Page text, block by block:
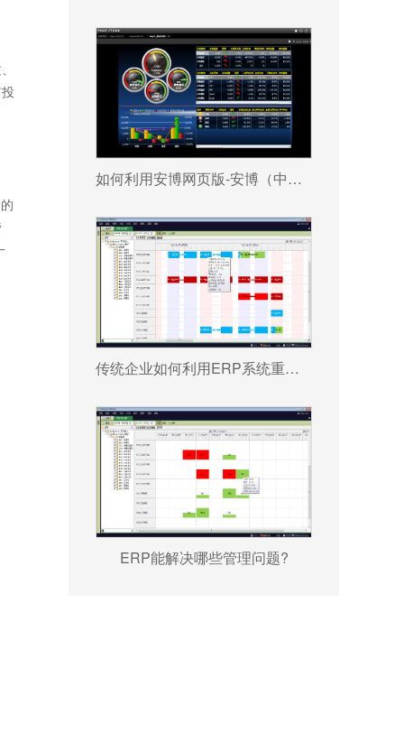
如何利用安博网页版-安博（中国）官方 帮助企业更好地规避风险?
传统企业如何利用ERP系统重塑竞争力?
ERP能解决哪些管理问题?